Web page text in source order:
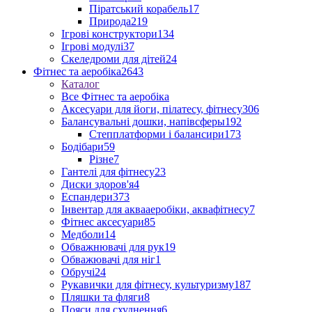
Піратський корабель17
Природа219
Ігрові конструктори134
Ігрові модулі37
Скеледроми для дітей24
Фітнес та аеробіка2643
Каталог
Все Фітнес та аеробіка
Аксесуари для йоги, пілатесу, фітнесу306
Балансувальні дошки, напівсферы192
Степплатформи і балансири173
Бодібари59
Різне7
Гантелі для фітнесу23
Диски здоров'я4
Еспандери373
Інвентар для аквааеробіки, аквафітнесу7
Фітнес аксесуари85
Медболи14
Обважнювачі для рук19
Обважювачі для ніг1
Обручі24
Рукавички для фітнесу, культуризму187
Пляшки та фляги8
Пояси для схуднення6